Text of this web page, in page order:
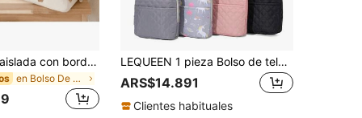
1 pieza Bolsa aislada con bordado de osos múltiples, bolsa refrigeradora de almacenamiento para cochecito de bebé, bolsa térmica que se puede colgar en el cochecito de bebé
en Bolso De Hombro Bolsas de pañales
LEQUEEN 1 pieza Bolso de tela Oxford aislado tipo maternal, bolso cambiador de gran capacidad para salidas casuales
ARS$14.891
Clientes habituales